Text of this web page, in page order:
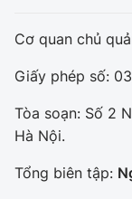
Cơ quan chủ
Giấy phép số:
Tòa soạn: Số 2
Hà Nội.
Tổng biên tập: